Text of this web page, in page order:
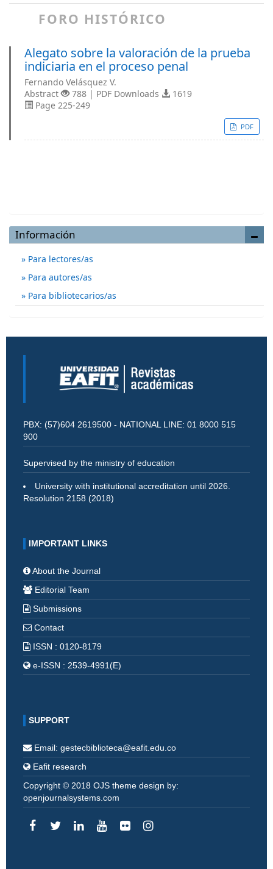
FORO HISTÓRICO
Alegato sobre la valoración de la prueba
indiciaria en el proceso penal
Fernando Velásquez V.
Abstract
788 | PDF Downloads
1619
Page 225-249
PDF
Información
Para lectores/as
Para autores/as
Para bibliotecarios/as
PBX: (57)604 2619500 - NATIONAL LINE: 01 8000 515
900
Supervised by the ministry of education
University with institutional accreditation until 2026.
Resolution 2158 (2018)
IMPORTANT LINKS
About the Journal
Editorial Team
Submissions
Contact
ISSN : 0120-8179
e-ISSN : 2539-4991(E)
SUPPORT
Email: gestecbiblioteca@eafit.edu.co
Eafit research
Copyright © 2018 OJS theme design by:
openjournalsystems.com